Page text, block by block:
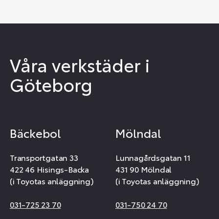
Våra verkstäder i
Göteborg
Bäckebol
Transportgatan 33
422 46 Hisings-Backa
(i Toyotas anläggning)
031-725 23 70
Mölndal
Lunnagårdsgatan 11
431 90 Mölndal
(i Toyotas anläggning)
031-750 24 70